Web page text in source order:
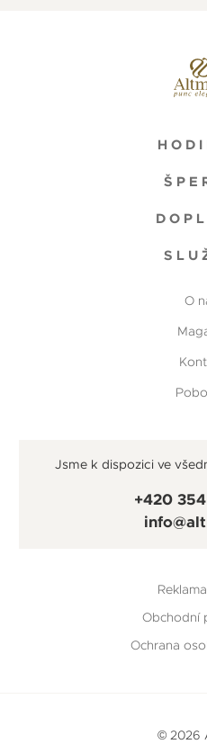
O
Jsme k dispozici ve
+420
Obchodní
Ochrana
© 2026